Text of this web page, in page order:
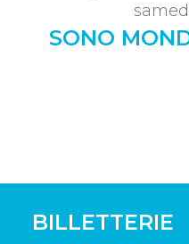
SONO
BILLETTERIE